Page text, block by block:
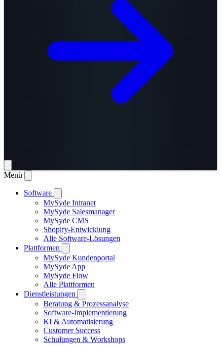
Menü
Software
MySyde Intranet
MySyde Salesmanager
MySyde CMS
Shopify-Entwicklung
Alle Software-Lösungen
Plattformen
MySyde Kundenportal
MySyde App
MySyde Flow
Alle Plattformen
Dienstleistungen
Beratung & Prozessanalyse
Software-Implementierung
KI & Automatisierung
Customer Success
Schulungen & Workshops